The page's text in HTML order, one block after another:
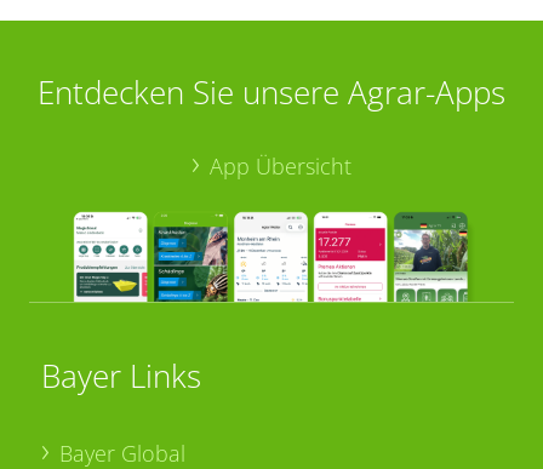
Entdecken Sie unsere Agrar-Apps
App Übersicht
Bayer Links
Bayer Global